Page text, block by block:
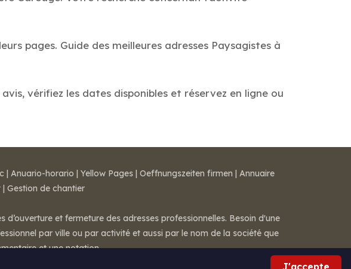
pages. Guide des meilleures adresses Paysagistes à
vérifiez les dates disponibles et réservez en ligne ou
J'accepte
| Anuario-horario | Yellow Pages | Oeffnungszeiten firmen | Annuaire
| Gestion de chantier
et fermeture des adresses professionnelles. Besoin d'une
par ville ou par activité et aussi par le nom de la société que
et une notation.